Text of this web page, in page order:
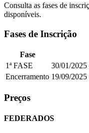
Consulta as fases de
disponíveis.
Fases de Inscrição
Fase
1ª FASE
30/01/2025
Encerramento 19/09/2025
Preços
FEDERADOS